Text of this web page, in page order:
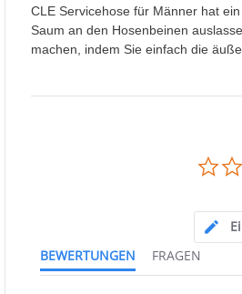
CLE Servicehose für Männer hat
Saum an den Hosenbeinen
machen, indem Sie einfach die
BEWERTUNGEN
FRAGEN